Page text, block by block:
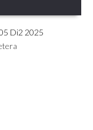
Di2 2025